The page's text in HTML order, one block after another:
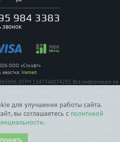
для улучшения работы сайта.
вы соглашаетесь с политикой
.
ПРИНЯТЬ
984 3383
звонок
ООО «Спсофт»
вёрстка: Insmart
ОГРН 1147746074255. Вся информация на
кодекса Российской Федерации. На
имеются сертификаты полученные от
авторизованными сервисными
могут различаться в зависимости от модели.
право на внесение изменений в конструкцию,